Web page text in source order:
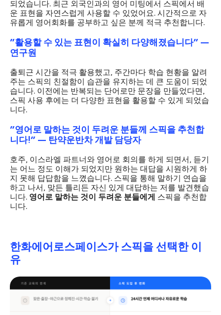
되었습니다. 최근 외국인과의 영어 미팅에서 스픽에서 배
운 표현을 자연스럽게 사용할 수 있었어요. 시간적으로 자
유롭게 영어회화를 공부하고 싶은 분께 적극 추천합니다.
"활용할 수 있는 표현이 확실히 다양해졌습니다" —
연구원
출퇴근 시간을 적극 활용했고, 주간마다 학습 현황을 알려
주는 스픽의 친절함이 습관을 유지하는 데 큰 도움이 되었
습니다. 이전에는 반복되는 단어로만 문장을 만들었다면,
스픽 사용 후에는 더 다양한 표현을 활용할 수 있게 되었습
니다.
"영어로 말하는 것이 두려운 분들께 스픽을 추천합
니다!" — 탄약운반차 개발 담당자
호주, 이스라엘 파트너와 영어로 회의를 하게 되면서, 듣기
는 어느 정도 이해가 되었지만 원하는 대답을 시원하게 하
지 못해 답답함을 느꼈습니다. 스픽을 통해 말하기 연습을
하고 나서, 맞든 틀리든 자신 있게 대답하는 저를 발견했습
니다. 영어로 말하는 것이 두려운 분들에게
스픽을 추천합
니다.
한화에어로스페이스가 스픽을 선택한 이
유